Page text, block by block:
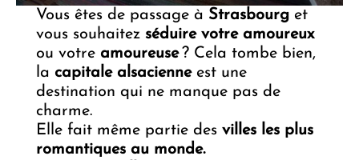
Vous êtes de passage à Strasbourg et
vous souhaitez séduire votre amoureux
ou votre amoureuse? Cela tombe bien,
la capitale alsacienneest une
destination qui ne manque pas de
charme.
Elle fait même partie des villes les plus
romantiques au monde.